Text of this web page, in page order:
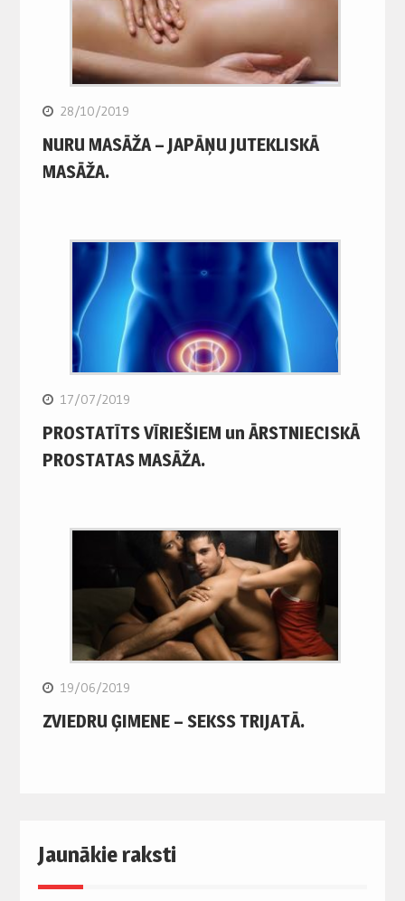
28/10/2019
NURU MASĀŽA – JAPĀŅU JUTEKLISKĀ
MASĀŽA.
17/07/2019
PROSTATĪTS VĪRIEŠIEM un ĀRSTNIECISKĀ
PROSTATAS MASĀŽA.
19/06/2019
ZVIEDRU ĢIMENE – SEKSS TRIJATĀ.
Jaunākie raksti